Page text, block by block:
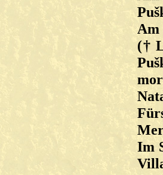
Am
(†
Im